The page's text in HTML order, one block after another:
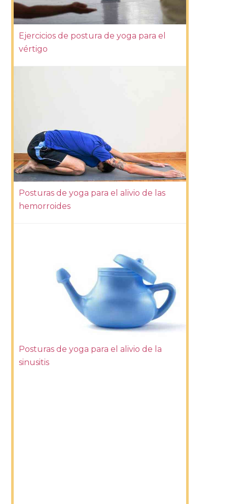
Ejercicios de postura de yoga para el
vértigo
Posturas de yoga para el alivio de las
hemorroides
Posturas de yoga para el alivio de la
sinusitis